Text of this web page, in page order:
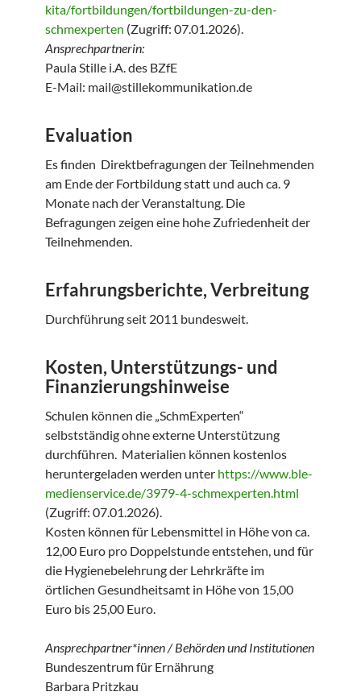
kita/fortbildungen/fortbildungen-zu-den-
schmexperten (Zugriff: 07.01.2026).
Ansprechpartnerin:
Paula Stille i.A. des BZfE
E-Mail: mail@stillekommunikation.de
Evaluation
Es finden Direktbefragungen der Teilnehmenden
am Ende der Fortbildung statt und auch ca. 9
Monate nach der Veranstaltung. Die
Befragungen zeigen eine hohe Zufriedenheit der
Teilnehmenden.
Erfahrungsberichte, Verbreitung
Durchführung seit 2011 bundesweit.
Kosten, Unterstützungs- und
Finanzierungshinweise
Schulen können die „SchmExperten“
selbstständig ohne externe Unterstützung
durchführen. Materialien können kostenlos
heruntergeladen werden unter https://www.ble-
medienservice.de/3979-4-schmexperten.html
(Zugriff: 07.01.2026).
Kosten können für Lebensmittel in Höhe von ca.
12,00 Euro pro Doppelstunde entstehen, und für
die Hygienebelehrung der Lehrkräfte im
örtlichen Gesundheitsamt in Höhe von 15,00
Euro bis 25,00 Euro.
Ansprechpartner*innen / Behörden und Institutionen
Bundeszentrum für Ernährung
Barbara Pritzkau